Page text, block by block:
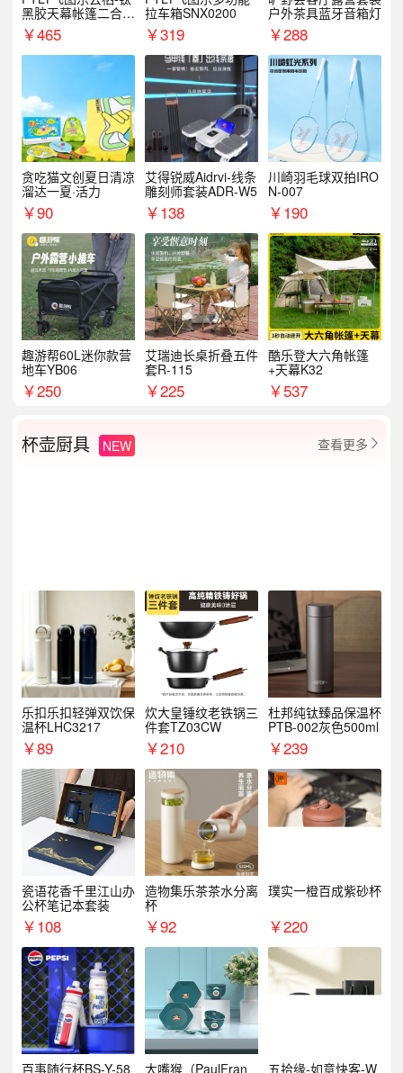
黑胶天幕帐篷二合一
TMTZ0201
￥465
拉车箱SNX0200
￥319
户外茶具蓝牙音箱灯
￥288
贪吃猫文创夏日清凉
溜达一夏·活力
￥90
艾得锐威Aidrvi-线条
雕刻师套装ADR-W5
￥138
川崎羽毛球双拍IRO
N-007
￥190
趣游帮60L迷你款营
地车YB06
￥250
艾瑞迪长桌折叠五件
套R-115
￥225
酷乐登大六角帐篷
+天幕K32
￥537
杯壶厨具 NEW 查看更多 
乐扣乐扣轻弹双饮保
温杯LHC3217
￥89
炊大皇锤纹老铁锅三
件套TZ03CW
￥210
杜邦纯钛臻品保温杯
PTB-002灰色500ml
￥239
瓷语花香千里江山办
公杯笔记本套装
￥108
造物集乐茶茶水分离
杯
￥92
璞实一橙百成紫砂杯
￥220
百事随行杯BS-Y-58 大嘴猴（PaulFran 五拾缘-如意快客-W